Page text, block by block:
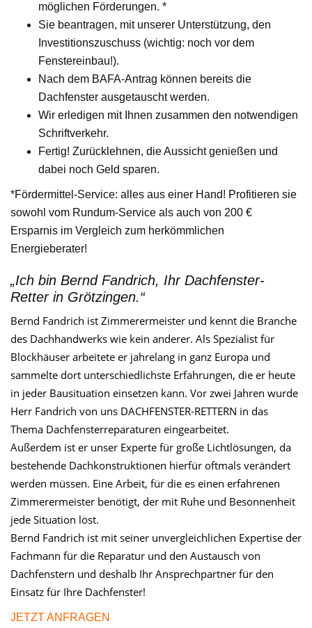
möglichen Förderungen. *
Sie beantragen, mit unserer Unterstützung, den
Investitionszuschuss (wichtig: noch vor dem
Fenstereinbau!).
Nach dem BAFA-Antrag können bereits die
Dachfenster ausgetauscht werden.
Wir erledigen mit Ihnen zusammen den notwendigen
Schriftverkehr.
Fertig! Zurücklehnen, die Aussicht genießen und
dabei noch Geld sparen.
*Fördermittel-Service: alles aus einer Hand! Profitieren sie
sowohl vom Rundum-Service als auch von 200 €
Ersparnis im Vergleich zum herkömmlichen
Energieberater!
„Ich bin Bernd Fandrich, Ihr Dachfenster-
Retter in Grötzingen.“
Bernd Fandrich ist Zimmerermeister und kennt die Branche
des Dachhandwerks wie kein anderer. Als Spezialist für
Blockhäuser arbeitete er jahrelang in ganz Europa und
sammelte dort unterschiedlichste Erfahrungen, die er heute
in jeder Bausituation einsetzen kann. Vor zwei Jahren wurde
Herr Fandrich von uns DACHFENSTER-RETTERN in das
Thema Dachfensterreparaturen eingearbeitet.
Außerdem ist er unser Experte für große Lichtlösungen, da
bestehende Dachkonstruktionen hierfür oftmals verändert
werden müssen. Eine Arbeit, für die es einen erfahrenen
Zimmerermeister benötigt, der mit Ruhe und Besonnenheit
jede Situation löst.
Bernd Fandrich ist mit seiner unvergleichlichen Expertise der
Fachmann für die Reparatur und den Austausch von
Dachfenstern und deshalb Ihr Ansprechpartner für den
Einsatz für Ihre Dachfenster!
JETZT ANFRAGEN